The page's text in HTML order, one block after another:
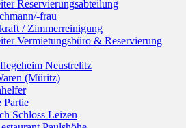
Reservierungsabteilung
frau
/ Zimmerreinigung
Vermietungsbüro & Reservierung
Neustrelitz
(Müritz)
Partie
Schloss Leizen